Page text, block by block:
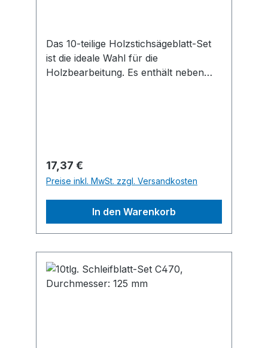
Das 10-teilige Holzstichsägeblatt-Set
ist die ideale Wahl für die
Holzbearbeitung. Es enthält neben
Regulärer Preis:
17,37 €
Preise inkl. MwSt. zzgl. Versandkosten
In den Warenkorb